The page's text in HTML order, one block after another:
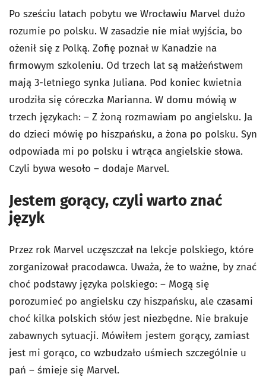
Po sześciu latach pobytu we Wrocławiu Marvel dużo
rozumie po polsku. W zasadzie nie miał wyjścia, bo
ożenił się z Polką. Zofię poznał w Kanadzie na
firmowym szkoleniu. Od trzech lat są małżeństwem
mają 3-letniego synka Juliana. Pod koniec kwietnia
urodziła się córeczka Marianna. W domu mówią w
trzech językach: – Z żoną rozmawiam po angielsku. Ja
do dzieci mówię po hiszpańsku, a żona po polsku. Syn
odpowiada mi po polsku i wtrąca angielskie słowa.
Czyli bywa wesoło – dodaje Marvel.
Jestem gorący, czyli warto znać
język
Przez rok Marvel uczęszczał na lekcje polskiego, które
zorganizował pracodawca. Uważa, że to ważne, by znać
choć podstawy języka polskiego: – Mogą się
porozumieć po angielsku czy hiszpańsku, ale czasami
choć kilka polskich słów jest niezbędne. Nie brakuje
zabawnych sytuacji. Mówiłem jestem gorący, zamiast
jest mi gorąco, co wzbudzało uśmiech szczególnie u
pań – śmieje się Marvel.